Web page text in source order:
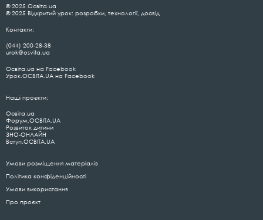
© 2025 Освіта.ua
© 2025 Відкритий урок: розробки, технології, досвід
Контакти:
(044) 200-28-38
urok@osvita.ua
Освіта.ua на Facebook
Урок.ОСВІТА.UA на Facebook
Наші проєкти:
Освіта.ua
Форум.ОСВІТА.UA
Розвиток дитини
ЗНО-ОНЛАЙН
Вступ.ОСВІТА.UA
Умови розміщення матеріалів
Політика конфіденційності
Умови використання
Про проєкт